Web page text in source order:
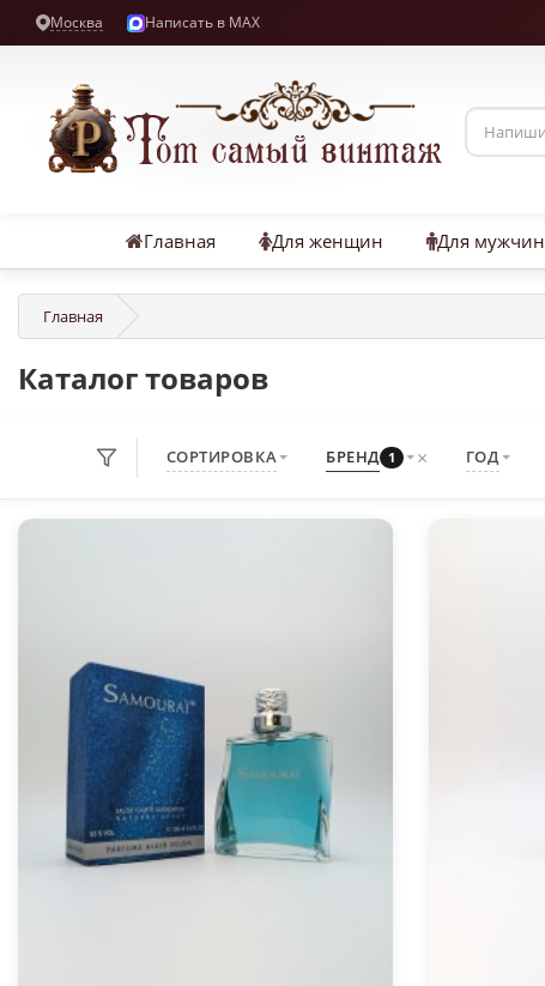
Москва Написать в MAX
Главная Для женщин Для мужчин
Главная
Каталог товаров
СОРТИРОВКА БРЕНД 1 × ГОД